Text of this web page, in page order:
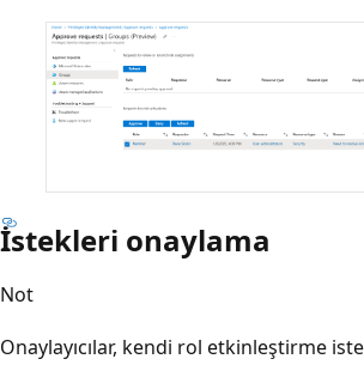
İstekleri onaylama
Not
Onaylayıcılar, kendi rol etkinleştirme